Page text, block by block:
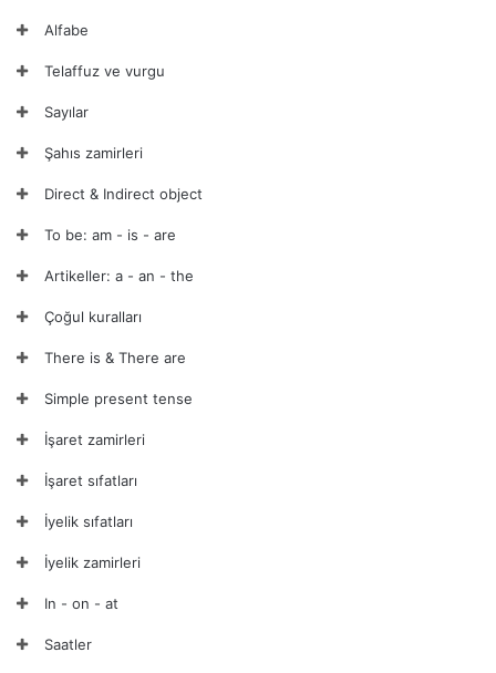
Alfabe
Telaffuz ve vurgu
Sayılar
Şahıs zamirleri
Direct & Indirect object
To be: am - is - are
Artikeller: a - an - the
Çoğul kuralları
There is & There are
Simple present tense
İşaret zamirleri
İşaret sıfatları
İyelik sıfatları
İyelik zamirleri
In - on - at
Saatler